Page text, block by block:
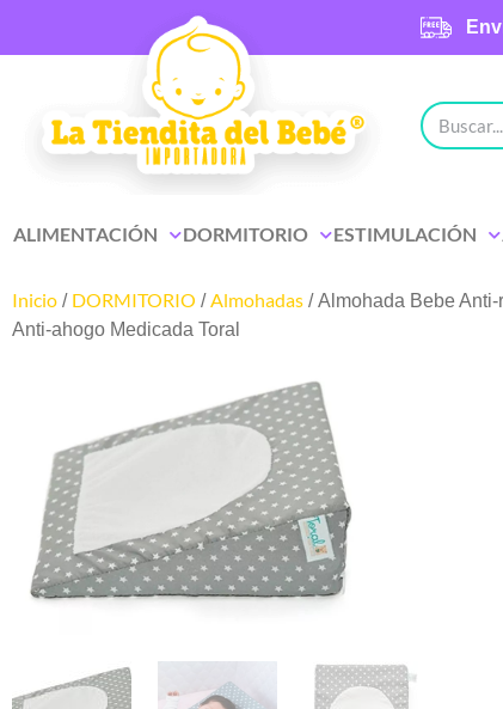
ALIMENTACIÓN DORMITORIO ESTIMULACIÓN
Inicio / DORMITORIO /Almohadas / Almohada Bebe
Anti-ahogo Medicada Toral